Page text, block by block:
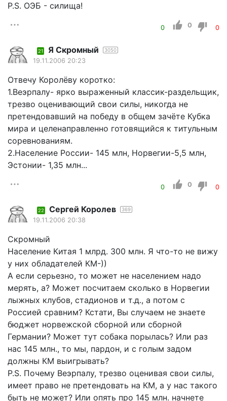
P.S. ОЭБ - силища!
0 0 0
21 Я Скромный 3050
19.11.2006 20:23
Отвечу Королёву коротко:
1.Веэрпалу- ярко выраженный классик-раздельщик,
трезво оценивающий свои силы, никогда не
претендовавший на победу в общем зачёте Кубка
мира и целенаправленно готовящийся к титульным
соревнованиям.
2.Население России- 145 млн, Норвегии-5,5 млн,
Эстонии- 1,35 млн...
0 0 0
22 Сергей Королев 369
19.11.2006 20:38
Скромный
Население Китая 1 млрд. 300 млн. Я что-то не вижу
у них обладателей КМ-))
А если серьезно, то может не населением надо
мерять, а? Может посчитаем сколько в Норвегии
лыжных клубов, стадионов и т.д., а потом с
Россией сравним? Кстати, Вы случаем не знаете
бюджет норвежской сборной или сборной
Германии? Может тут собака порылась? Или раз
нас 145 млн., то мы, пардон, и с голым задом
должны КМ выигрывать?
P.S. Почему Веэрпалу, трезво оценивая свои силы,
имеет право не претендовать на КМ, а у нас такого
быть не может? Или опять про 145 млн. начнете